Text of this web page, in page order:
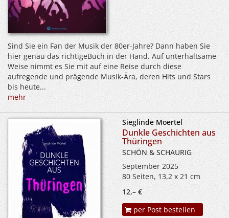
Sind Sie ein Fan der Musik der 80er-Jahre? Dann haben Sie
hier genau das richtigeBuch in der Hand. Auf unterhaltsame
Weise nimmt es Sie mit auf eine Reise durch diese
aufregende und prägende Musik-Ära, deren Hits und Stars
bis heute...
mehr
Sieglinde Moertel
Dunkle Geschichten aus
Thüringen
SCHÖN & SCHAURIG
September 2025
80 Seiten, 13,2 x 21 cm
12,– €
per Post bestellen